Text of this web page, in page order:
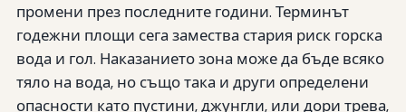
промени през последните години. Терминът
годежни площи сега замества стария риск горска
вода и гол. Наказанието зона може да бъде всяко
тяло на вода, но също така и други определени
опасности като пустини, джунгли, или дори трева,